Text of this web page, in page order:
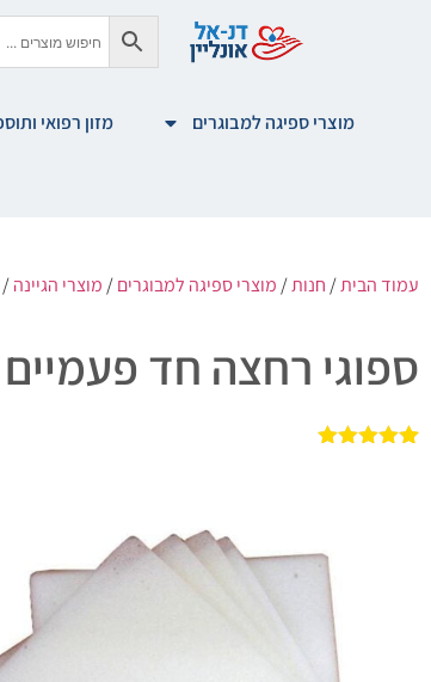
מוצרי ספיגה למבוגרים מזון רפואי
עמוד הבית/ חנות/ מוצרי ספיגה למבוגרים/ מוצרי הגיינה/
ספוגי רחצה חד פעמיים